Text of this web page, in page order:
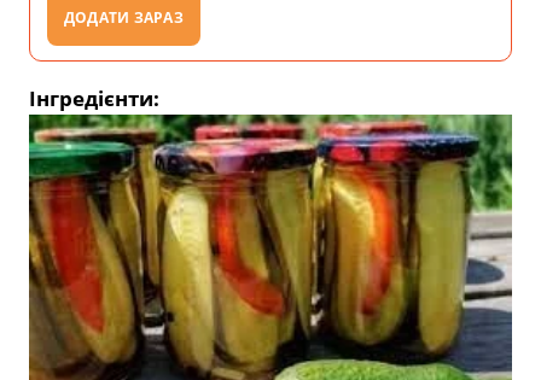
ДОДАТИ ЗАРАЗ
Інгредієнти: